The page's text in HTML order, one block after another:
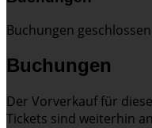
Buchungen geschlossen
Buchungen
Der Vorverkauf für
Tickets sind weiterhin